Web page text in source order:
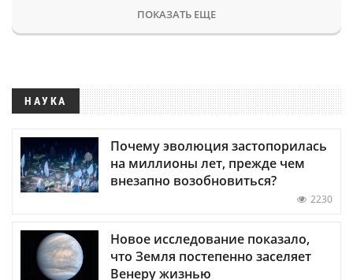
ПОКАЗАТЬ ЕЩЕ
НАУКА
Почему эволюция застопорилась
на миллионы лет, прежде чем
внезапно возобновиться?
2230
Новое исследование показало,
что Земля постепенно заселяет
Венеру жизнью